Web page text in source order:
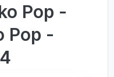
Pop -
Pop -